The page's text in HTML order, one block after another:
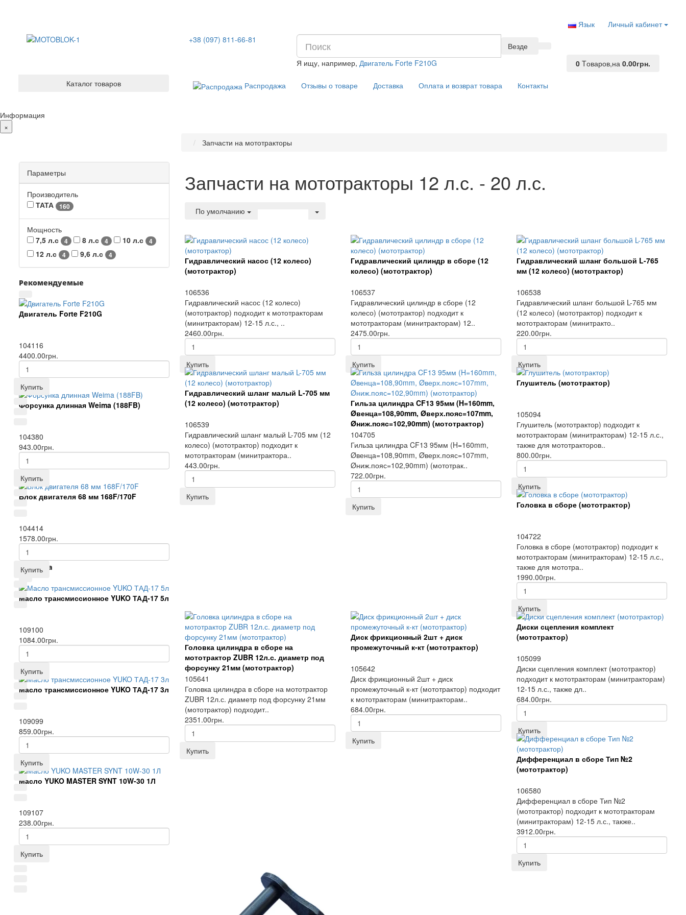
Личный кабинет
Язык
+38 (097) 811-66-81
Везде
Я ищу, например,Двигатель Forte F210G 0 Tоваров,на0.00грн.
Каталог товаров
Распродажа Отзывы о товаре Доставка Оплата и возврат товара Контакты
Информация
×
Запчасти на мототракторы
Параметры
Производитель
ТАТА
160
Мощность
7,5 л.с
4 8 л.с 4 10 л.с 4
12 л.с 4 9,6 л.с 4
Рекомендуемые
Двигатель Forte F210G
104116
4400.00грн.
Купить
Форсунка длинная Weima (188FB)
104380
943.00грн.
Купить
Блок двигателя 68 мм 168F/170F
104414
1578.00грн.
Купить
Новинка
Масло трансмиссионное YUKO ТАД-17 5л
109100
1084.00грн.
Купить
Масло трансмиссионное YUKO ТАД-17 3л
109099
859.00грн.
Купить
Масло YUKO MASTER SYNT 10W-30 1Л
109107
238.00грн.
Купить
Запчасти на мототракторы 12 л.с. - 20 л.с.
По умолчанию
Гидравлический насос (12 колесо)
(мототрактор)
106536
Гидравлический насос (12 колесо)
(мототрактор) подходит к мототракторам
(минитракторам) 12-15 л.с., ..
2460.00грн.
Купить
Гидравлический цилиндр в сборе (12
колесо) (мототрактор)
106537
Гидравлический цилиндр в сборе (12
колесо) (мототрактор) подходит к
мототракторам (минитракторам) 12..
2475.00грн.
Купить
Гидравлический шланг большой L-765
мм (12 колесо) (мототрактор)
106538
Гидравлический шланг большой L-765 мм
(12 колесо) (мототрактор) подходит к
мототракторам (минитракто..
220.00грн.
Купить
Гидравлический шланг малый L-705 мм
(12 колесо) (мототрактор)
106539
Гидравлический шланг малый L-705 мм (12
колесо) (мототрактор) подходит к
мототракторам (минитрактора..
443.00грн.
Купить
Гильза цилиндра CF13 95мм (H=160mm,
Øвенца=108,90mm, Øверх.пояс=107mm,
Øниж.пояс=102,90mm) (мототрактор)
104705
Гильза цилиндра CF13 95мм (H=160mm,
Øвенца=108,90mm, Øверх.пояс=107mm,
Øниж.пояс=102,90mm) (мототрак..
722.00грн.
Купить
Глушитель (мототрактор)
105094
Глушитель (мототрактор) подходит к
мототракторам (минитракторам) 12-15 л.с.,
также для мототракторов..
800.00грн.
Купить
Головка в сборе (мототрактор)
104722
Головка в сборе (мототрактор) подходит к
мототракторам (минитракторам) 12-15 л.с.,
также для мототра..
1990.00грн.
Купить
Головка цилиндра в сборе на
мототрактор ZUBR 12л.с. диаметр под
форсунку 21мм (мототрактор)
105641
Головка цилиндра в сборе на мототрактор
ZUBR 12л.с. диаметр под форсунку 21мм
(мототрактор) подходит..
2351.00грн.
Купить
Диск фрикционный 2шт + диск
промежуточный к-кт (мототрактор)
105642
Диск фрикционный 2шт + диск
промежуточный к-кт (мототрактор) подходит
к мототракторам (минитракторам..
684.00грн.
Купить
Диски сцепления комплект
(мототрактор)
105099
Диски сцепления комплект (мототрактор)
подходит к мототракторам (минитракторам)
12-15 л.с., также дл..
684.00грн.
Купить
Дифференциал в сборе Тип №2
(мототрактор)
106580
Дифференциал в сборе Тип №2
(мототрактор) подходит к мототракторам
(минитракторам) 12-15 л.с., также..
3912.00грн.
Купить